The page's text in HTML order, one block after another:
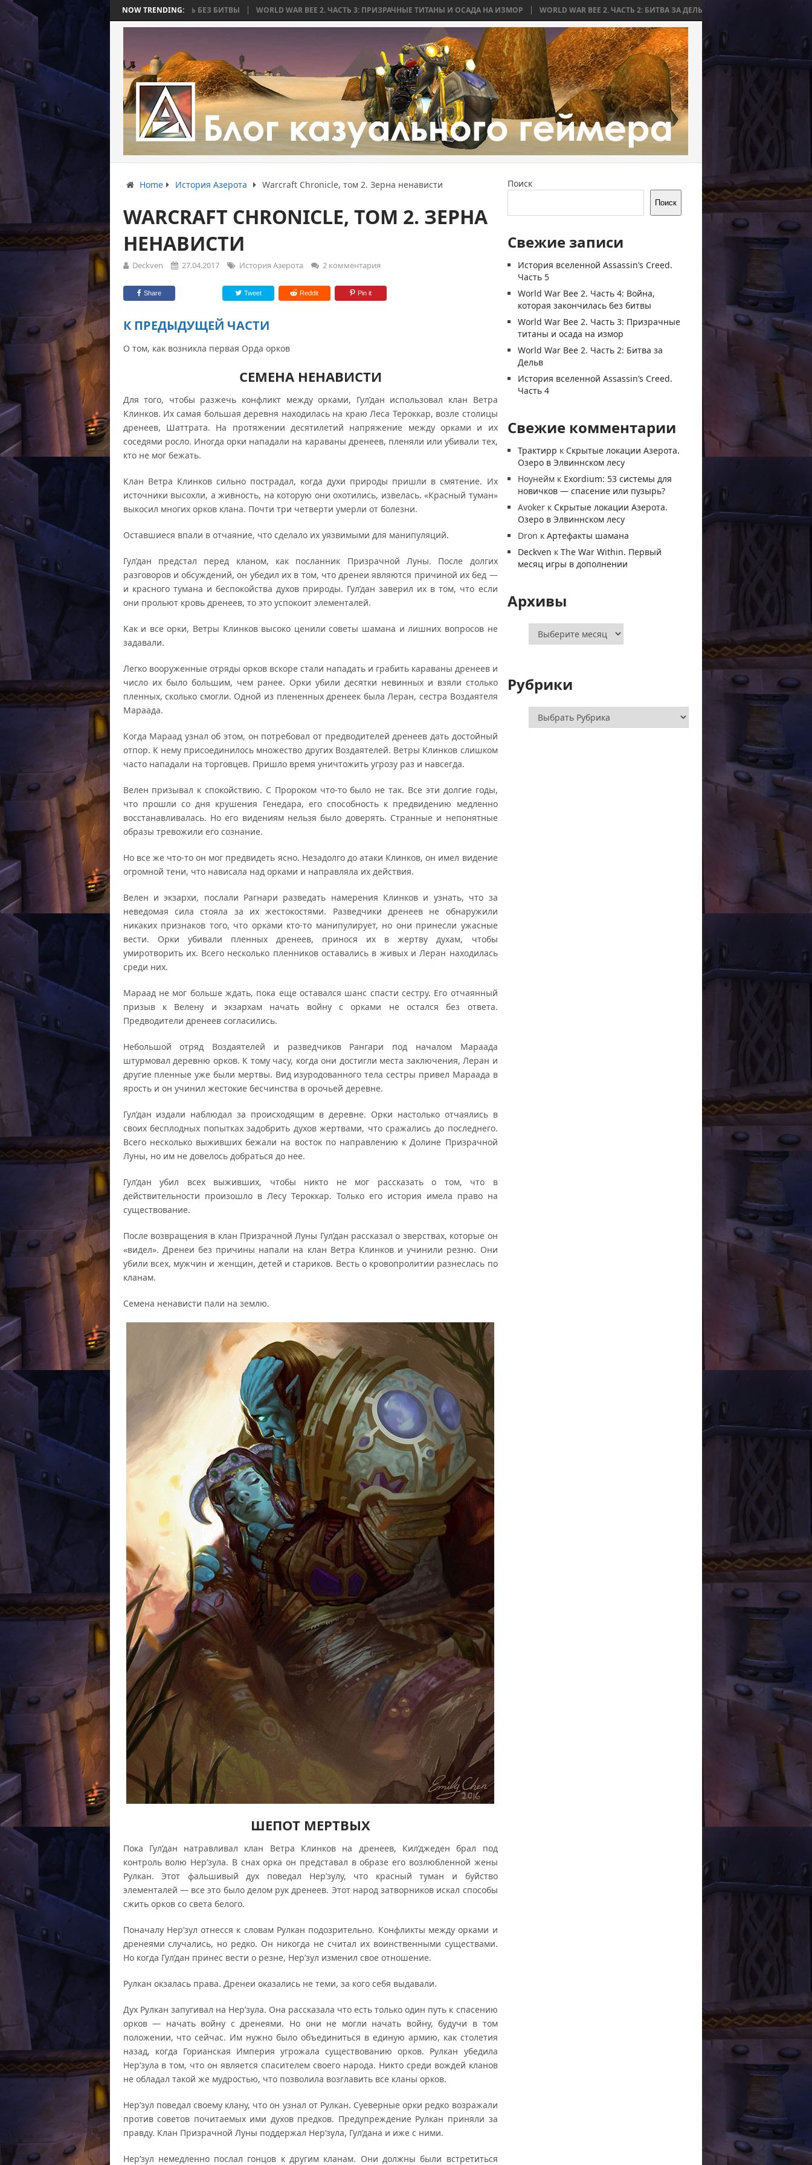
NOW TRENDING:
4: ВОЙНА, КОТОРАЯ ЗАКОНЧИЛАСЬ БЕЗ БИТВЫ WORLD WAR BEE 2. ЧАСТЬ 3: ПРИЗРАЧНЫЕ ТИТАНЫ И ОСАДА НА ИЗМОР WORLD WAR BEE 2. ЧАСТЬ 2: БИТВА ЗА ДЕЛЬВ WORLD WAR BEE 2. ЧАСТЬ 1:
Home История Азерота Warcraft Chronicle, том 2. Зерна ненависти
WARCRAFT CHRONICLE, ТОМ 2. ЗЕРНА
НЕНАВИСТИ
Deckven 27.04.2017 История Азерота 2 комментария
Share Tweet Reddit Pin it
К ПРЕДЫДУЩЕЙ ЧАСТИ
О том, как возникла первая Орда орков
СЕМЕНА НЕНАВИСТИ
Для того, чтобы разжечь конфликт между орками, Гул’дан использовал клан Ветра
Клинков. Их самая большая деревня находилась на краю Леса Тероккар, возле столицы
дренеев, Шаттрата. На протяжении десятилетий напряжение между орками и их
соседями росло. Иногда орки нападали на караваны дренеев, пленяли или убивали тех,
кто не мог бежать.
Клан Ветра Клинков сильно пострадал, когда духи природы пришли в смятение. Их
источники высохли, а живность, на которую они охотились, извелась. «Красный туман»
выкосил многих орков клана. Почти три четверти умерли от болезни.
Оставшиеся впали в отчаяние, что сделало их уязвимыми для манипуляций.
Гул’дан предстал перед кланом, как посланник Призрачной Луны. После долгих
разговоров и обсуждений, он убедил их в том, что дренеи являются причиной их бед —
и красного тумана и беспокойства духов природы. Гул’дан заверил их в том, что если
они прольют кровь дренеев, то это успокоит элементалей.
Как и все орки, Ветры Клинков высоко ценили советы шамана и лишних вопросов не
задавали.
Легко вооруженные отряды орков вскоре стали нападать и грабить караваны дренеев и
число их было большим, чем ранее. Орки убили десятки невинных и взяли столько
пленных, сколько смогли. Одной из плененных дренеек была Леран, сестра Воздаятеля
Мараада.
Когда Мараад узнал об этом, он потребовал от предводителей дренеев дать достойный
отпор. К нему присоединилось множество других Воздаятелей. Ветры Клинков слишком
часто нападали на торговцев. Пришло время уничтожить угрозу раз и навсегда.
Велен призывал к спокойствию. С Пророком что-то было не так. Все эти долгие годы,
что прошли со дня крушения Генедара, его способность к предвидению медленно
восстанавливалась. Но его видениям нельзя было доверять. Странные и непонятные
образы тревожили его сознание.
Но все же что-то он мог предвидеть ясно. Незадолго до атаки Клинков, он имел видение
огромной тени, что нависала над орками и направляла их действия.
Велен и экзархи, послали Рагнари разведать намерения Клинков и узнать, что за
неведомая сила стояла за их жестокостями. Разведчики дренеев не обнаружили
никаких признаков того, что орками кто-то манипулирует, но они принесли ужасные
вести. Орки убивали пленных дренеев, принося их в жертву духам, чтобы
умиротворить их. Всего несколько пленников оставались в живых и Леран находилась
среди них.
Мараад не мог больше ждать, пока еще оставался шанс спасти сестру. Его отчаянный
призыв к Велену и экзархам начать войну с орками не остался без ответа.
Предводители дренеев согласились.
Небольшой отряд Воздаятелей и разведчиков Рангари под началом Мараада
штурмовал деревню орков. К тому часу, когда они достигли места заключения, Леран и
другие пленные уже были мертвы. Вид изуродованного тела сестры привел Мараада в
ярость и он учинил жестокие бесчинства в орочьей деревне.
Гул’дан издали наблюдал за происходящим в деревне. Орки настолько отчаялись в
своих бесплодных попытках задобрить духов жертвами, что сражались до последнего.
Всего несколько выживших бежали на восток по направлению к Долине Призрачной
Луны, но им не довелось добраться до нее.
Гул’дан убил всех выживших, чтобы никто не мог рассказать о том, что в
действительности произошло в Лесу Тероккар. Только его история имела право на
существование.
После возвращения в клан Призрачной Луны Гул’дан рассказал о зверствах, которые он
«видел». Дренеи без причины напали на клан Ветра Клинков и учинили резню. Они
убили всех, мужчин и женщин, детей и стариков. Весть о кровопролитии разнеслась по
кланам.
Семена ненависти пали на землю.
ШЕПОТ МЕРТВЫХ
Пока Гул’дан натравливал клан Ветра Клинков на дренеев, Кил’джеден брал под
контроль волю Нер’зула. В снах орка он представал в образе его возлюбленной жены
Рулкан. Этот фальшивый дух поведал Нер’зулу, что красный туман и буйство
элементалей — все это было делом рук дренеев. Этот народ затворников искал способы
сжить орков со света белого.
Поначалу Нер’зул отнесся к словам Рулкан подозрительно. Конфликты между орками и
дренеями случались, но редко. Он никогда не считал их воинственными существами.
Но когда Гул’дан принес вести о резне, Нер’зул изменил свое отношение.
Рулкан окзалась права. Дренеи оказались не теми, за кого себя выдавали.
Дух Рулкан запугивал на Нер’зула. Она рассказала что есть только один путь к спасению
орков — начать войну с дренеями. Но они не могли начать войну, будучи в том
положении, что сейчас. Им нужно было объединиться в единую армию, как столетия
назад, когда Горианская Империя угрожала существованию орков. Рулкан убедила
Нер’зула в том, что он является спасителем своего народа. Никто среди вождей кланов
не обладал такой же мудростью, что позволила возглавить все кланы орков.
Нер’зул поведал своему клану, что он узнал от Рулкан. Суеверные орки редко возражали
против советов почитаемых ими духов предков. Предупреждение Рулкан приняли за
правду. Клан Призрачной Луны поддержал Нер’зула, Гул’дана и иже с ними.
Нер’зул немедленно послал гонцов к другим кланам. Они должны были встретиться
Поиск
Поиск
Свежие записи
История вселенной Assassin’s Creed.
Часть 5
World War Bee 2. Часть 4: Война,
которая закончилась без битвы
World War Bee 2. Часть 3: Призрачные
титаны и осада на измор
World War Bee 2. Часть 2: Битва за
Дельв
История вселенной Assassin’s Creed.
Часть 4
Свежие комментарии
Трактирр к Скрытые локации Азерота.
Озеро в Элвиннском лесу
Ноунейм к Exordium: 53 системы для
новичков — спасение или пузырь?
Avoker к Скрытые локации Азерота.
Озеро в Элвиннском лесу
Dron кАртефакты шамана
Deckven кThe War Within. Первый
месяц игры в дополнении
Архивы
Архивы
Рубрики
Рубрики